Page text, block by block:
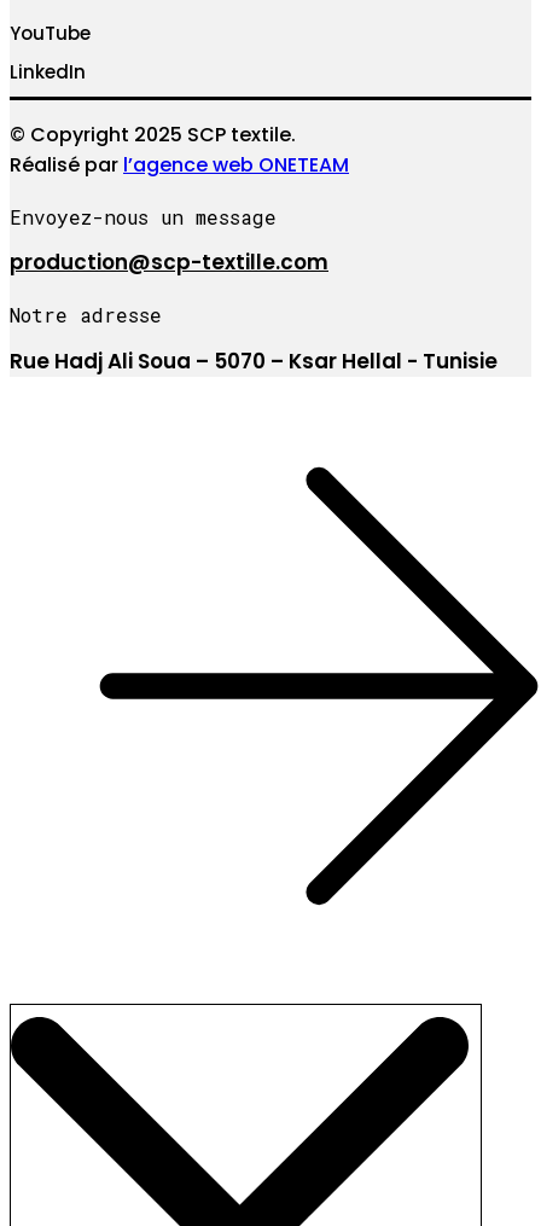
YouTube
LinkedIn
© Copyright 2025 SCP textile.
Réalisé par l’agence web ONETEAM
Envoyez-nous un message
production@scp-textille.com
Notre adresse
Rue Hadj Ali Soua – 5070 – Ksar Hellal - Tunisie